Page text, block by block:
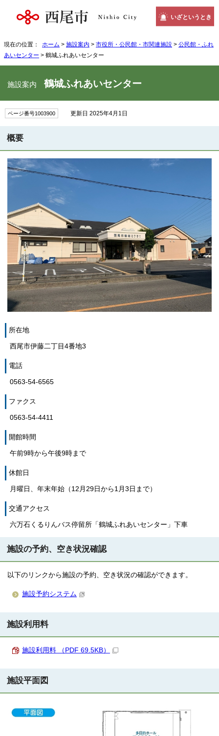
いざというとき
現在の位置： ホーム > 施設案内 > 市役所・公民館・市関連施設 > 公民館・ふれ
あいセンター > 鶴城ふれあいセンター
施設案内 鶴城ふれあいセンター
ページ番号1003900 更新日 2025年4月1日
概要
所在地
西尾市伊藤二丁目4番地3
電話
0563-54-6565
ファクス
0563-54-4411
開館時間
午前9時から午後9時まで
休館日
月曜日、年末年始（12月29日から1月3日まで）
交通アクセス
六万石くるりんバス停留所「鶴城ふれあいセンター」下車
施設の予約、空き状況確認
以下のリンクから施設の予約、空き状況の確認ができます。
施設予約システム
施設利用料
施設利用料 （PDF 69.5KB）
施設平面図